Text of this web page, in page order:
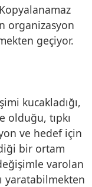
organizasyon
geçiyor.
kucakladığı,
olduğu, tıpkı
ve hedef için
bir ortam
varolan
yaratabilmekten